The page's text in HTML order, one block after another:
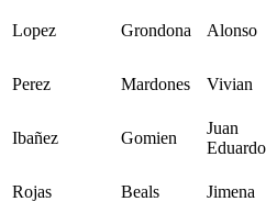
Lopez Grondona Alonso
Perez Mardones Vivian
Ibañez Gomien
Juan
Eduardo
Rojas Beals Jimena